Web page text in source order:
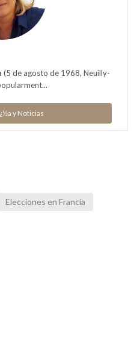
(5 de agosto de 1968, Neuilly-
y Noticias
Elecciones en Francia